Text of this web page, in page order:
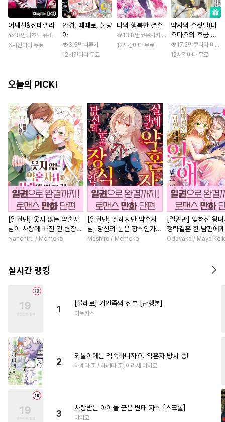
어쌔신&신데렐라
18만나츠노 유조
6시간마다 무료
안경, 때때로, 불량
아
3.5만나루키
12시간마다 무료
나의 행복한 결혼
13.8만코우사카 리토 / 아기토기 아쿠미
12시간마다 무료
약사의 혼잣말(마
오마오의 후궁 수
수께끼 풀이수첩)
17.2만쿠라타 미노
12시간마다 무료
오늘의 PICK!
[일권만] 웃지 않는 약혼자
님이 사랑에 빠진 건 변장한
저인 것 같습니다 [단행본]
Nanohiru / Memeko
[일권만] 실례지만 약혼자
님, 당신의 눈은 장식인가
요? [단행본]
Mashiro / Memeko
[일권만] 잊혀진 왕
정략결혼 한 남편에
받고 있습니다 [단행
Odayaka / Maya
실시간 랭킹
1
[볼레로] 거인족의 신부 [단행본]
이토카즈
2
외톨이에는 익숙하니까요. 약혼자 방치 중!
하레타 준 / 하레타 준, 아라세 야히로
3
사랑받는 아이돌 군은 변태 자석 [스크롤]
야이코